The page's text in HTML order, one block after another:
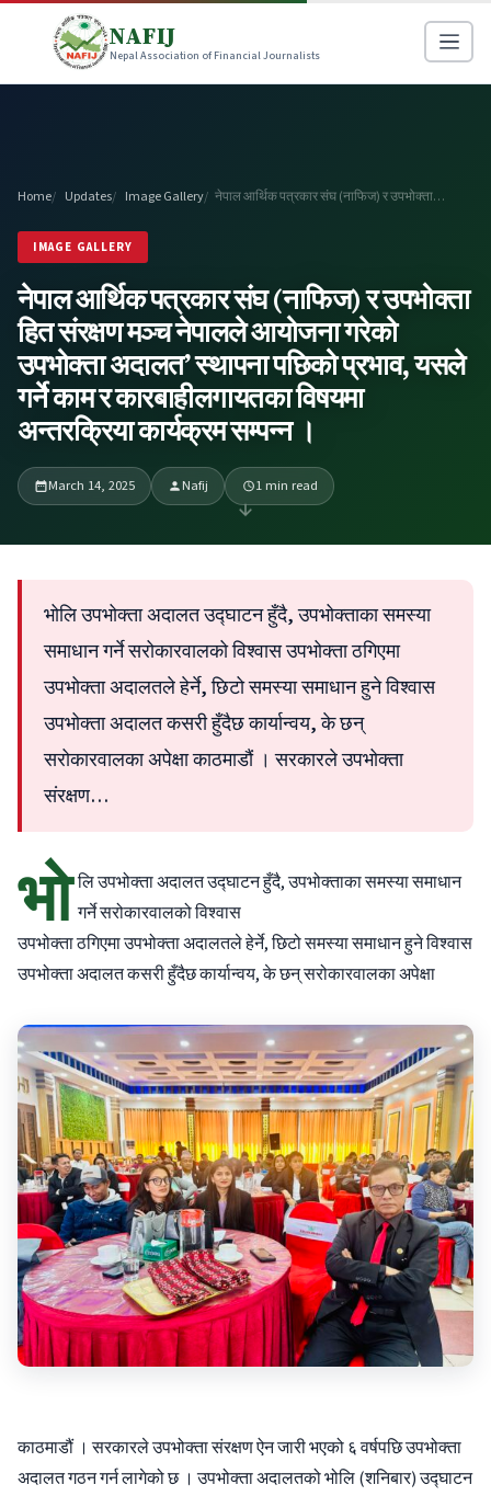
NAFIJ
Nepal Association of Financial Journalists
Home Updates Image Gallery नेपाल आर्थिक पत्रकार संघ (नाफिज) र उपभोक्ता…
IMAGE GALLERY
नेपाल आर्थिक पत्रकार संघ (नाफिज) र उपभोक्ता
हित संरक्षण मञ्च नेपालले आयोजना गरेको
उपभोक्ता अदालत’ स्थापना पछिको प्रभाव, यसले
गर्ने काम र कारबाहीलगायतका विषयमा
अन्तरक्रिया कार्यक्रम सम्पन्न ।
March 14, 2025 Nafij 1 min read
भोलि उपभोक्ता अदालत उद्घाटन हुँदै, उपभोक्ताका समस्या
समाधान गर्ने सरोकारवालको विश्वास उपभोक्ता ठगिएमा
उपभोक्ता अदालतले हेर्ने, छिटो समस्या समाधान हुने विश्वास
उपभोक्ता अदालत कसरी हुँदैछ कार्यान्वय, के छन्
सरोकारवालका अपेक्षा काठमाडौं । सरकारले उपभोक्ता
संरक्षण…
भो लि उपभोक्ता अदालत उद्घाटन हुँदै, उपभोक्ताका समस्या समाधान
गर्ने सरोकारवालको विश्वास
उपभोक्ता ठगिएमा उपभोक्ता अदालतले हेर्ने, छिटो समस्या समाधान हुने विश्वास
उपभोक्ता अदालत कसरी हुँदैछ कार्यान्वय, के छन् सरोकारवालका अपेक्षा
काठमाडौं । सरकारले उपभोक्ता संरक्षण ऐन जारी भएको ६ वर्षपछि उपभोक्ता
अदालत गठन गर्न लागेको छ । उपभोक्ता अदालतको भोलि (शनिबार) उद्घाटन